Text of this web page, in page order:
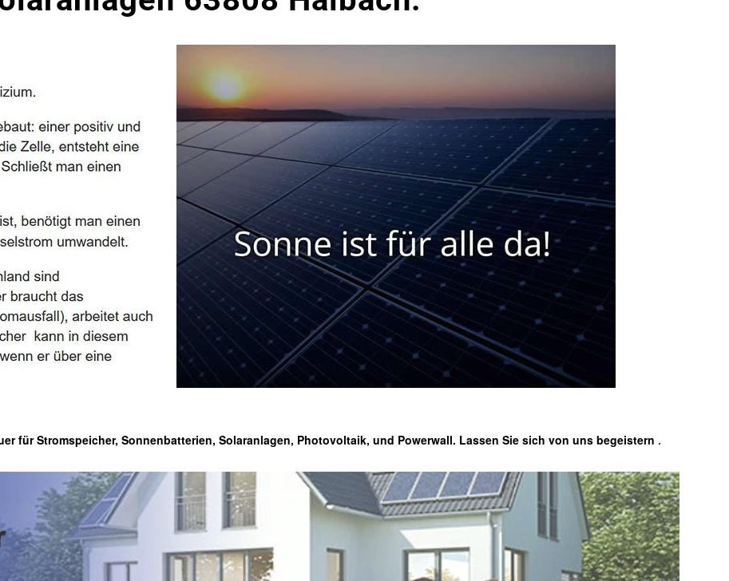
für Stromspeicher, Sonnenbatterien, Solaranlagen, Photovoltaik, und Powerwall. Lassen Sie sich von uns begeistern .